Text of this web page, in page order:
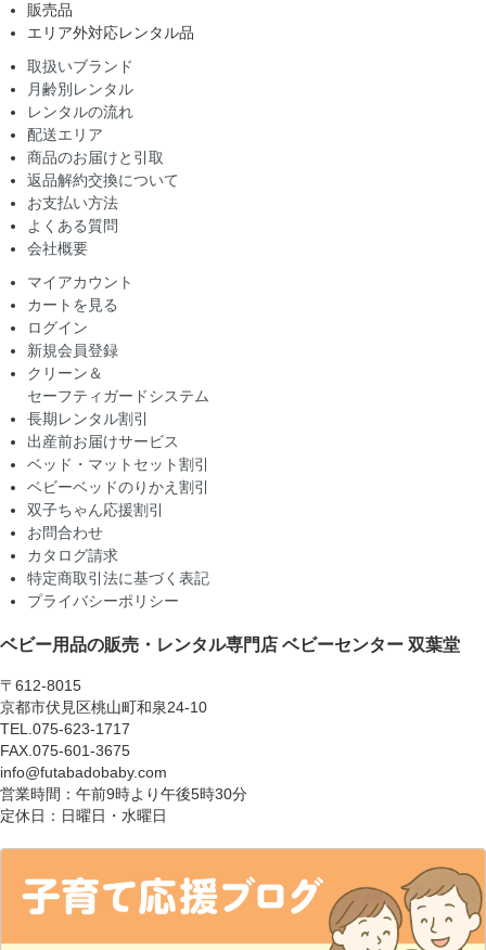
販売品
エリア外対応レンタル品
取扱いブランド
月齢別レンタル
レンタルの流れ
配送エリア
商品のお届けと引取
返品解約交換について
お支払い方法
よくある質問
会社概要
マイアカウント
カートを見る
ログイン
新規会員登録
クリーン＆
セーフティガードシステム
長期レンタル割引
出産前お届けサービス
ベッド・マットセット割引
ベビーベッドのりかえ割引
双子ちゃん応援割引
お問合わせ
カタログ請求
特定商取引法に基づく表記
プライバシーポリシー
ベビー用品の販売・レンタル専門店 ベビーセンター 双葉堂
〒612-8015
京都市伏見区桃山町和泉24-10
TEL.075-623-1717
FAX.075-601-3675
info@futabadobaby.com
営業時間：午前9時より午後5時30分
定休日：日曜日・水曜日